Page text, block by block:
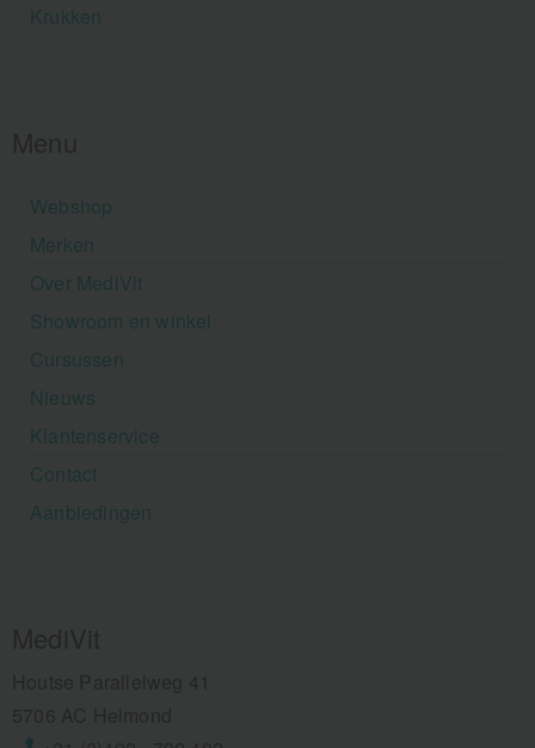
Krukken
Webshop
Merken
Over MediVit
Showroom en winkel
Cursussen
Nieuws
Klantenservice
Contact
Aanbiedingen